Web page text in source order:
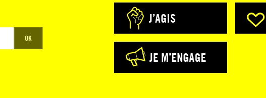
OK
J’AGIS
JE M’ENGAGE